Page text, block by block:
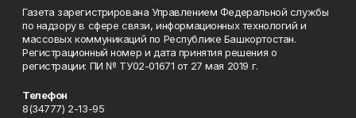
Газета зарегистрирована Управлением Федеральной службы
по надзору в сфере связи, информационных технологий и
массовых коммуникаций по Республике Башкортостан.
Регистрационный номер и дата принятия решения о
регистрации: ПИ № ТУ02-01671 от 27 мая 2019 г.
Телефон
8(34777) 2-13-95